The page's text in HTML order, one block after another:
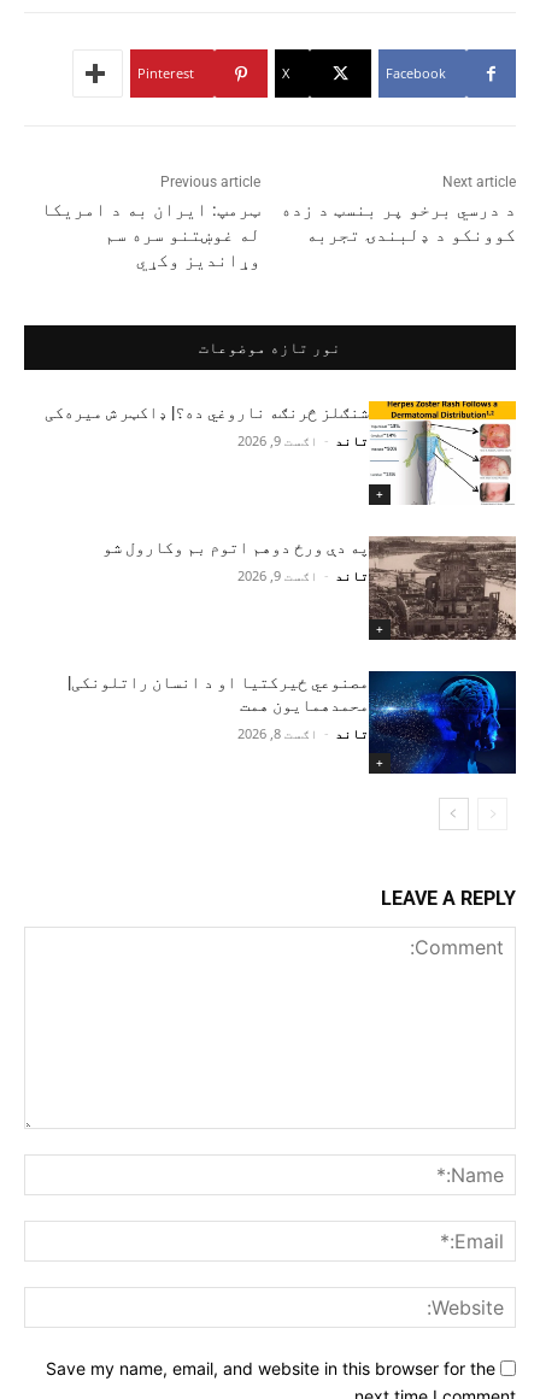
Facebook
X
Pinterest
Previous article
ټرمپ: ایران به د امریکا
له غوښتنو سره سم
وړاندیز وکړي
Next article
د درسي برخو پر بنسټ د زده
كوونكو د ډلبندۍ تجربه
نور تازه موضوعات
+
شنګلز څرنګه ناروغي ده؟| ډاکټر ش میره‌کی
تاند - اګست 9, 2026
+
په دې ورځ دوهم اتوم بم وکارول شو
تاند - اګست 9, 2026
+
مصنوعي ځیرکتیا او د انسان راتلونکی|
محمدهمایون همت
تاند - اګست 8, 2026
LEAVE A REPLY
Save my name, email, and website in this browser for the